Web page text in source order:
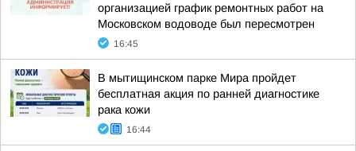
организацией график ремонтных работ на
Московском водоводе был пересмотрен
16:45
В мытищинском парке Мира пройдет
бесплатная акция по ранней диагностике
рака кожи
16:44